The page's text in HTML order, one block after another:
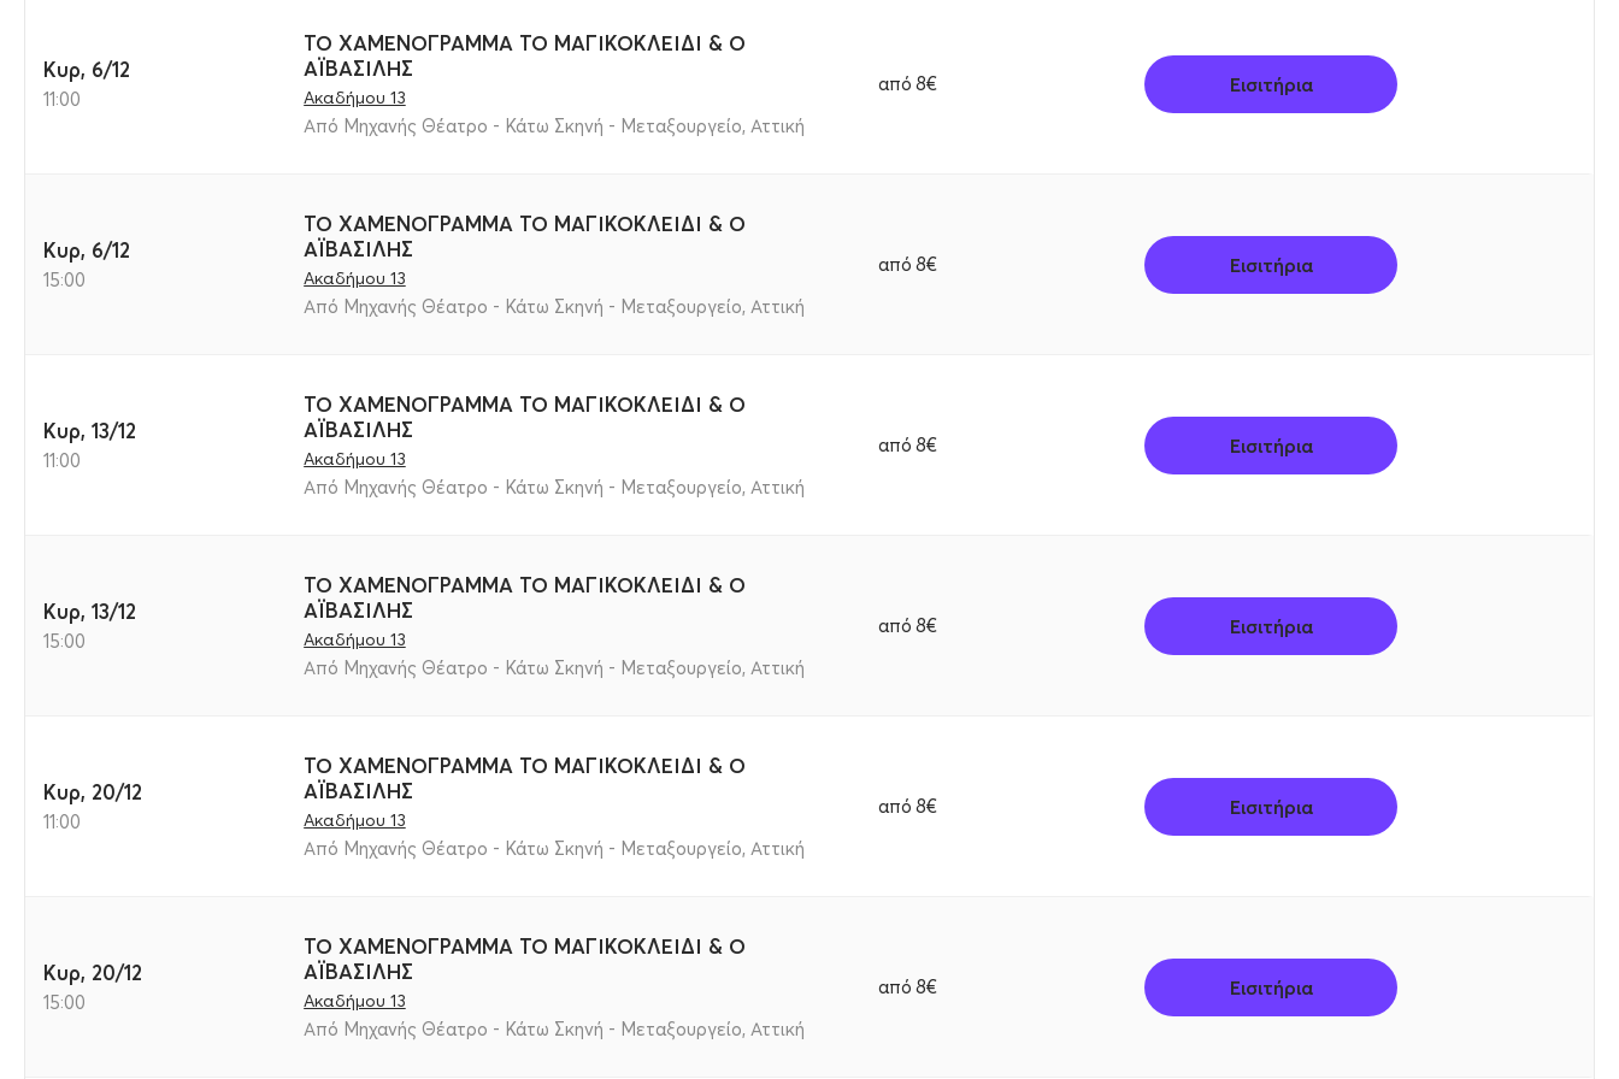
Κυρ, 6/12
11:00
ΤΟ ΧΑΜΕΝΟΓΡΑΜΜΑ ΤΟ ΜΑΓΙΚΟΚΛΕΙΔΙ & Ο
ΑΪΒΑΣΙΛΗΣ
Ακαδήμου 13
Από Μηχανής Θέατρο - Κάτω Σκηνή - Μεταξουργείο, Αττική
από 8€ Εισιτήρια
Κυρ, 6/12
15:00
ΤΟ ΧΑΜΕΝΟΓΡΑΜΜΑ ΤΟ ΜΑΓΙΚΟΚΛΕΙΔΙ & Ο
ΑΪΒΑΣΙΛΗΣ
Ακαδήμου 13
Από Μηχανής Θέατρο - Κάτω Σκηνή - Μεταξουργείο, Αττική
από 8€ Εισιτήρια
Κυρ, 13/12
11:00
ΤΟ ΧΑΜΕΝΟΓΡΑΜΜΑ ΤΟ ΜΑΓΙΚΟΚΛΕΙΔΙ & Ο
ΑΪΒΑΣΙΛΗΣ
Ακαδήμου 13
Από Μηχανής Θέατρο - Κάτω Σκηνή - Μεταξουργείο, Αττική
από 8€ Εισιτήρια
Κυρ, 13/12
15:00
ΤΟ ΧΑΜΕΝΟΓΡΑΜΜΑ ΤΟ ΜΑΓΙΚΟΚΛΕΙΔΙ & Ο
ΑΪΒΑΣΙΛΗΣ
Ακαδήμου 13
Από Μηχανής Θέατρο - Κάτω Σκηνή - Μεταξουργείο, Αττική
από 8€ Εισιτήρια
Κυρ, 20/12
11:00
ΤΟ ΧΑΜΕΝΟΓΡΑΜΜΑ ΤΟ ΜΑΓΙΚΟΚΛΕΙΔΙ & Ο
ΑΪΒΑΣΙΛΗΣ
Ακαδήμου 13
Από Μηχανής Θέατρο - Κάτω Σκηνή - Μεταξουργείο, Αττική
από 8€ Εισιτήρια
Κυρ, 20/12
15:00
ΤΟ ΧΑΜΕΝΟΓΡΑΜΜΑ ΤΟ ΜΑΓΙΚΟΚΛΕΙΔΙ & Ο
ΑΪΒΑΣΙΛΗΣ
Ακαδήμου 13
Από Μηχανής Θέατρο - Κάτω Σκηνή - Μεταξουργείο, Αττική
από 8€ Εισιτήρια